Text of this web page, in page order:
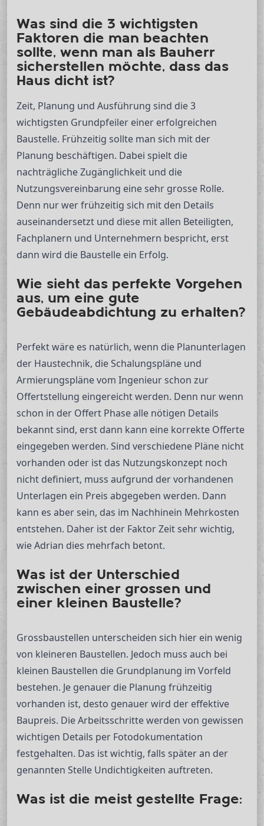
Was sind die 3 wichtigsten
Faktoren die man beachten
sollte, wenn man als Bauherr
sicherstellen möchte, dass das
Haus dicht ist?
Zeit, Planung und Ausführung sind die 3
wichtigsten Grundpfeiler einer erfolgreichen
Baustelle. Frühzeitig sollte man sich mit der
Planung beschäftigen. Dabei spielt die
nachträgliche Zugänglichkeit und die
Nutzungsvereinbarung eine sehr grosse Rolle.
Denn nur wer frühzeitig sich mit den Details
auseinandersetzt und diese mit allen Beteiligten,
Fachplanern und Unternehmern bespricht, erst
dann wird die Baustelle ein Erfolg.
Wie sieht das perfekte Vorgehen
aus, um eine gute
Gebäudeabdichtung zu erhalten?
Perfekt wäre es natürlich, wenn die Planunterlagen
der Haustechnik, die Schalungspläne und
Armierungspläne vom Ingenieur schon zur
Offertstellung eingereicht werden. Denn nur wenn
schon in der Offert Phase alle nötigen Details
bekannt sind, erst dann kann eine korrekte Offerte
eingegeben werden. Sind verschiedene Pläne nicht
vorhanden oder ist das Nutzungskonzept noch
nicht definiert, muss aufgrund der vorhandenen
Unterlagen ein Preis abgegeben werden. Dann
kann es aber sein, das im Nachhinein Mehrkosten
entstehen. Daher ist der Faktor Zeit sehr wichtig,
wie Adrian dies mehrfach betont.
Was ist der Unterschied
zwischen einer grossen und
einer kleinen Baustelle?
Grossbaustellen unterscheiden sich hier ein wenig
von kleineren Baustellen. Jedoch muss auch bei
kleinen Baustellen die Grundplanung im Vorfeld
bestehen. Je genauer die Planung frühzeitig
vorhanden ist, desto genauer wird der effektive
Baupreis. Die Arbeitsschritte werden von gewissen
wichtigen Details per Fotodokumentation
festgehalten. Das ist wichtig, falls später an der
genannten Stelle Undichtigkeiten auftreten.
Was ist die meist gestellte Frage: